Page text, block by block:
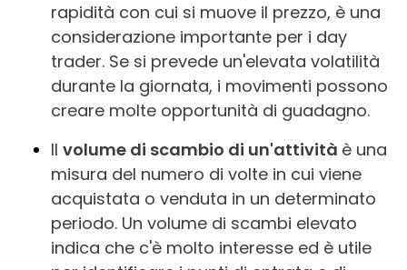
rapidità con cui si muove il prezzo, è una
considerazione importante per i day
trader. Se si prevede un'elevata volatilità
durante la giornata, i movimenti possono
creare molte opportunità di guadagno.
Il volume di scambio di un'attività è una
misura del numero di volte in cui viene
acquistata o venduta in un determinato
periodo. Un volume di scambi elevato
indica che c'è molto interesse ed è utile